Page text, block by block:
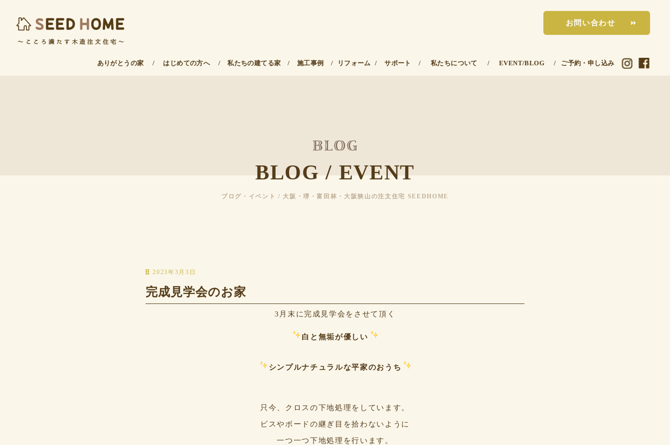
お問い合わせ
ありがとうの家 / はじめての方へ / 私たちの建てる家 / 施工事例 / リフォーム / サポート / 私たちについて / EVENT/BLOG / ご予約・申し込み
BLOG / EVENT
ブログ・イベント / 大阪・堺・富田林・大阪狭山の注文住宅 SEEDHOME
2023年3月3日
完成見学会のお家
3月末に完成見学会をさせて頂く
白と無垢が優しい
シンプルナチュラルな平家のおうち
只今、クロスの下地処理をしています。
ビスやボードの継ぎ目を拾わないように
一つ一つ下地処理を行います。